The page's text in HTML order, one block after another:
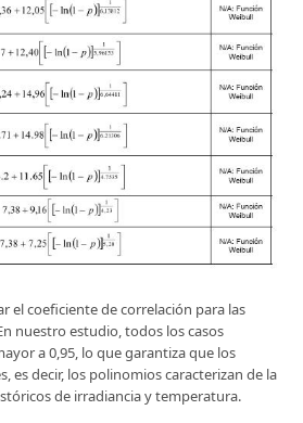
el coeficiente de correlación para las
nuestro estudio, todos los casos
a 0,95, lo que garantiza que los
es decir, los polinomios caracterizan de la
de irradiancia y temperatura.